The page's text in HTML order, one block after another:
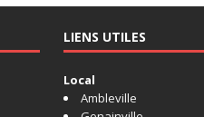
LIENS UTILES
Local
Ambleville